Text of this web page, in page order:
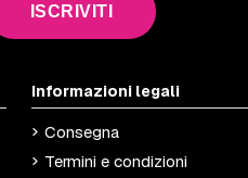
ISCRIVITI
Informazioni legali
Consegna
Termini e condizioni